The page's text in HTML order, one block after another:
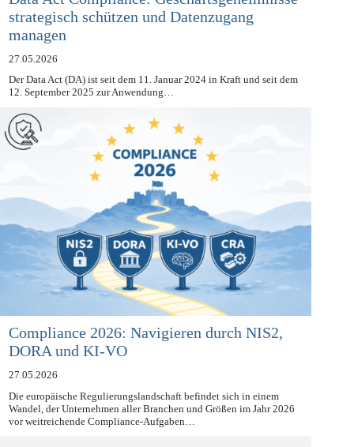
Data Act Compliance: Geschäftsgeheimnisse
strategisch schützen und Datenzugang
managen
27.05.2026
Der Data Act (DA) ist seit dem 11. Januar 2024 in Kraft und seit dem
12. September 2025 zur Anwendung…
Compliance 2026: Navigieren durch NIS2,
DORA und KI-VO
27.05.2026
Die europäische Regulierungslandschaft befindet sich in einem
Wandel, der Unternehmen aller Branchen und Größen im Jahr 2026